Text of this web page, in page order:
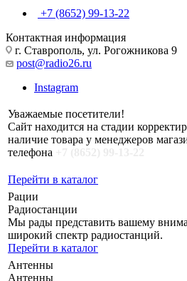
+7 (8652) 99-13-22
Контактная информация
г. Ставрополь, ул. Рогожникова 9
post@radio26.ru
Instagram
Уважаемые посетители!
Сайт находится на стадии
наличие товара у менеджеров
телефона
Перейти в каталог
Рации
Радиостанции
Мы рады представить вашему
широкий спектр радиостанций.
Перейти в каталог
Антенны
Антенны